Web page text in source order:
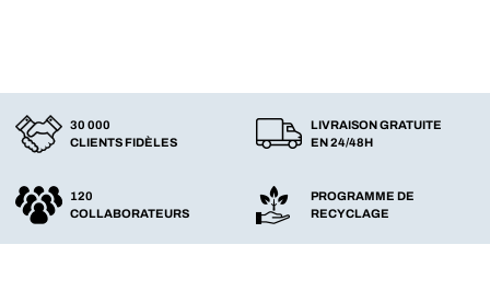
30 000
CLIENTS FIDÈLES
LIVRAISON GRATUITE
EN 24/48H
120
COLLABORATEURS
PROGRAMME DE
RECYCLAGE